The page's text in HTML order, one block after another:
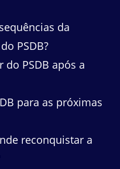
da
PSDB?
PSDB após a
para as próximas
reconquistar a